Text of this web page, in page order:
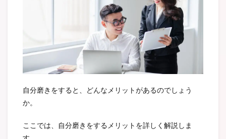
自分磨きをすると、どんなメリットがあるのでしょう
か。
ここでは、自分磨きをするメリットを詳しく解説しま